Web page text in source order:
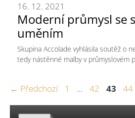
Moderní průmysl se
uměním
16. 12. 2021
Skupina Accolade vyhlásila soutěž o
tedy nástěnné malby v průmyslovém
← Předchozí Stránka
1 … Stránka
42 Stránka
43 44